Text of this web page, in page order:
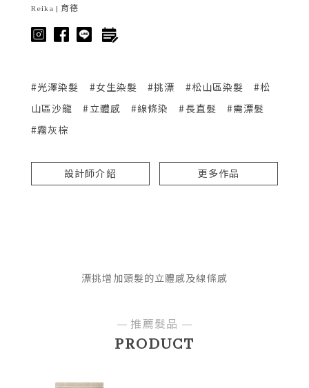
Reika | 育德
#光澤染髮 #女生染髮 #挑漂 #松山區染髮
#松
山區沙龍
#立體感 #線條染 #長直髮
#需漂髮
#霧灰棕
設計師介紹 更多作品
漂挑增加頭髮的立體感及線條感
PRODUCT
推薦髮品